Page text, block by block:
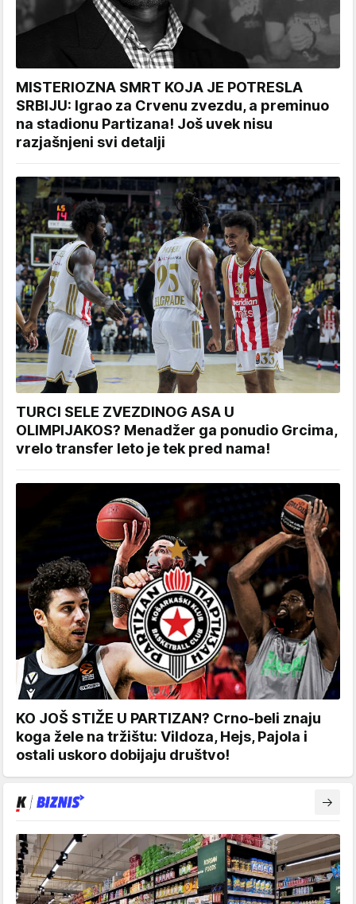
MISTERIOZNA SMRT KOJA JE POTRESLA
SRBIJU: Igrao za Crvenu zvezdu, a preminuo
na stadionu Partizana! Još uvek nisu
razjašnjeni svi detalji
TURCI SELE ZVEZDINOG ASA U
OLIMPIJAKOS? Menadžer ga ponudio Grcima,
vrelo transfer leto je tek pred nama!
KO JOŠ STIŽE U PARTIZAN? Crno-beli znaju
koga žele na tržištu: Vildoza, Hejs, Pajola i
ostali uskoro dobijaju društvo!